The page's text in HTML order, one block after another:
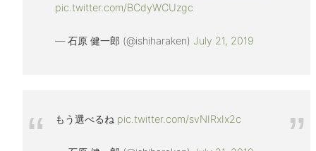
pic.twitter.com/BCdyWCUzgc
— 石原 健一郎 (@ishiharaken)July 21, 2019
もう選べるね pic.twitter.com/svNIRxIx2c